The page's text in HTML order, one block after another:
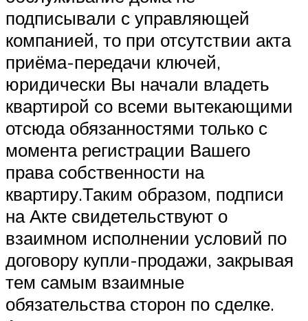
подписывали с управляющей
компанией, то при отсутствии акта
приёма-передачи ключей,
юридически Вы начали владеть
квартирой со всеми вытекающими
отсюда обязанностями только с
момента регистрации Вашего
права собственности на
квартиру.Таким образом, подписи
на Акте свидетельствуют о
взаимном исполнении условий по
договору купли-продажи, закрывая
тем самым взаимные
обязательства сторон по сделке.